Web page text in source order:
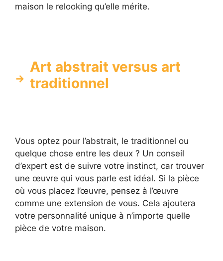
maison le relooking qu’elle mérite.
Art abstrait versus art
traditionnel
Vous optez pour l’abstrait, le traditionnel ou
quelque chose entre les deux ? Un conseil
d’expert est de suivre votre instinct, car trouver
une œuvre qui vous parle est idéal. Si la pièce
où vous placez l’œuvre, pensez à l’œuvre
comme une extension de vous. Cela ajoutera
votre personnalité unique à n’importe quelle
pièce de votre maison.